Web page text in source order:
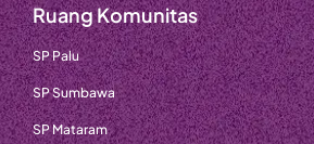
Ruang Komunitas
SP Palu
SP Sumbawa
SP Mataram